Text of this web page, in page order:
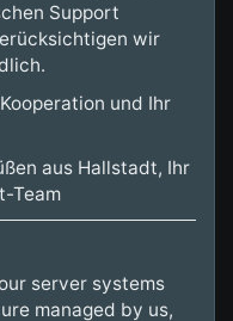
Support
wir
und Ihr
aus Hallstadt, Ihr
Team
server systems
managed by us,